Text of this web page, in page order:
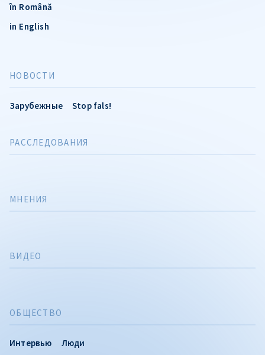
în Română
in English
НОВОСТИ
Зарубежные Stop fals!
РАССЛЕДОВАНИЯ
ОБЩЕСТВО
Интервью Люди
МНЕНИЯ
ВИДЕО